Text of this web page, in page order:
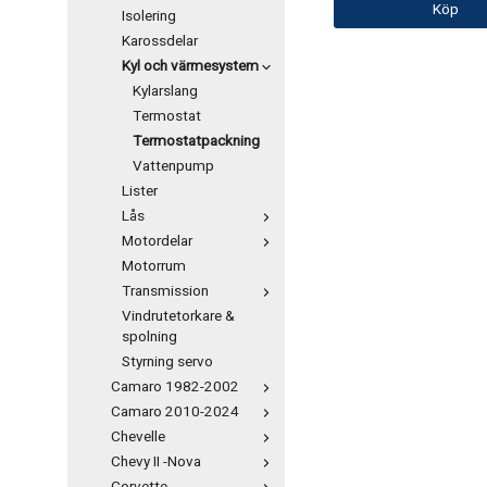
Isolering
Karossdelar
Kyl och värmesystem
Kylarslang
Termostat
Termostatpackning
Vattenpump
Lister
Lås
Motordelar
Motorrum
Transmission
Vindrutetorkare &
spolning
Styrning servo
Camaro 1982-2002
Camaro 2010-2024
Chevelle
Chevy II -Nova
Köp